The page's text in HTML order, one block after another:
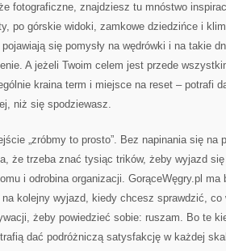
fotograficzne, znajdziesz tu mnóstwo
po górskie widoki, zamkowe dziedzińce i
się pomysły na wędrówki i na takie
A jeżeli Twoim celem jest przede
kraina term i miejsce na reset – potrafi
niż się spodziewasz.
„zróbmy to prosto”. Bez napinania się na
że trzeba znać tysiąc trików, żeby wyjazd
i odrobina organizacji. GorąceWęgry.pl
na kolejny wyjazd, kiedy chcesz sprawdzić,
żeby powiedzieć sobie: ruszam. Bo te
dać podróżniczą satysfakcję w każdej